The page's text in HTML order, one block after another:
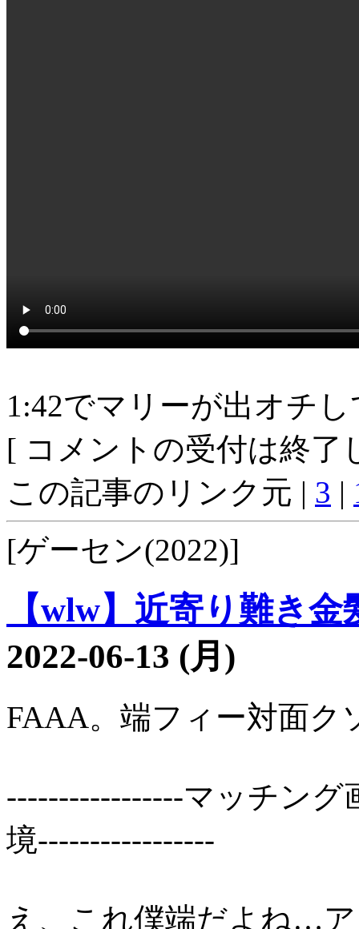
1:42でマリーが出オチ
[ コメントの受付は終了
この記事のリンク元 | 3 |
[ゲーセン(2022)]
【wlw】近寄り難き
2022-06-13 (月)
FAAA。端フィー対面ク
-----------------マッチン
境-----------------
え、これ僕端だよね…